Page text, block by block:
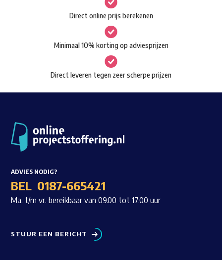
Direct online prijs berekenen
Minimaal 10% korting op adviesprijzen
Direct leveren tegen zeer scherpe prijzen
ADVIES NODIG?
BEL 0187-665421
Ma. t/m vr. bereikbaar van 09.00 tot 17.00 uur
STUUR EEN BERICHT